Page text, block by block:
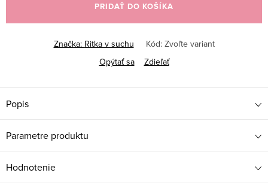
PRIDAŤ DO KOŠÍKA
Značka: Ritka v suchu Kód: Zvoľte variant
Opýtať sa
Zdieľať
Popis
Parametre produktu
Hodnotenie